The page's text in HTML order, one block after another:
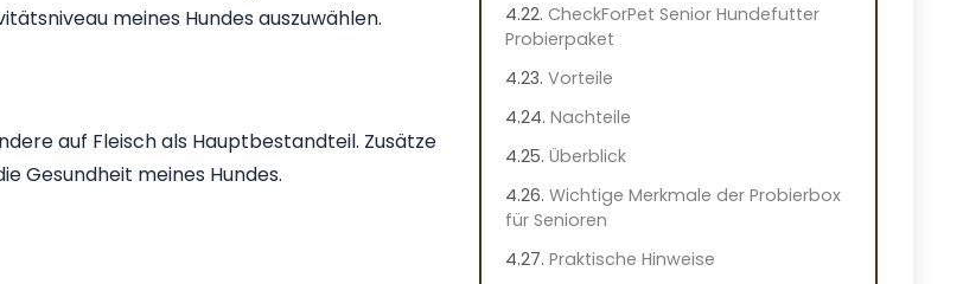
meines Hundes auszuwählen.
auf Fleisch als Hauptbestandteil. Zusätze
Gesundheit meines Hundes.
CheckForPet Senior Hundefutter
Probierpaket
Vorteile
Nachteile
Überblick
Wichtige Merkmale der Probierbox
für Senioren
Praktische Hinweise